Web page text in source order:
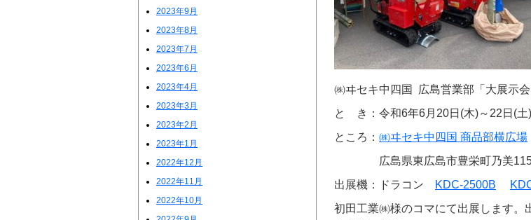
2023年9月
2023年8月
2023年7月
2023年6月
2023年4月
2023年3月
2023年2月
2023年1月
2022年12月
2022年11月
2022年10月
㈱ヰセキ中四国 広島営業部「大展示会
と き：令和6年6月20日(木)～22日(
ところ： ㈱ヰセキ中四国 商品部横広場
広島県東広島市豊栄町乃美
出展機：ドラコン
KDC-2500B
初田工業㈱様のコマにて出展します。